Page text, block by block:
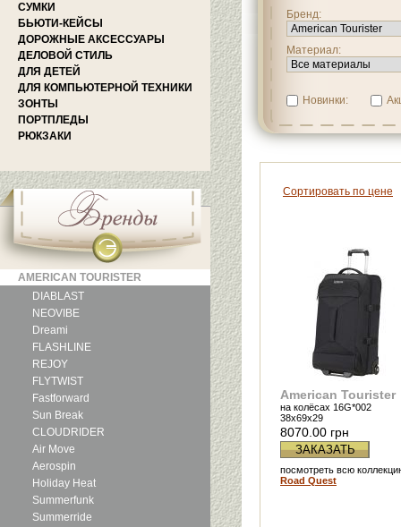
СУМКИ
БЬЮТИ-КЕЙСЫ
ДОРОЖНЫЕ АКСЕССУАРЫ
ДЕЛОВОЙ СТИЛЬ
ДЛЯ ДЕТЕЙ
ДЛЯ КОМПЬЮТЕРНОЙ ТЕХНИКИ
ЗОНТЫ
ПОРТПЛЕДЫ
РЮКЗАКИ
AMERICAN TOURISTER
DIABLAST
NEOVIBE
Dreami
FLASHLINE
REJOY
FLYTWIST
Fastforward
Sun Break
CLOUDRIDER
Air Move
Aerospin
Holiday Heat
Summerfunk
Summerride
Бренд:
Материал:
Новинки:
Сортировать по цене
American Tourister
на колёсах 16G*002
38x69x29
8070.00 грн
ЗАКАЗАТЬ
посмотреть всю
Road Quest